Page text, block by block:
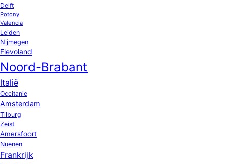
Delft
Potony
Valencia
Leiden
Nijmegen
Flevoland
Noord-Brabant
Italië
Occitanie
Amsterdam
Tilburg
Zeist
Amersfoort
Nuenen
Frankrijk